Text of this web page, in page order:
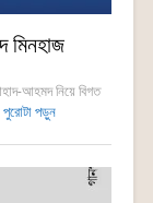
মিনহাজ
আহমদ নিয়ে বিগত
পুরোটা পড়ুন